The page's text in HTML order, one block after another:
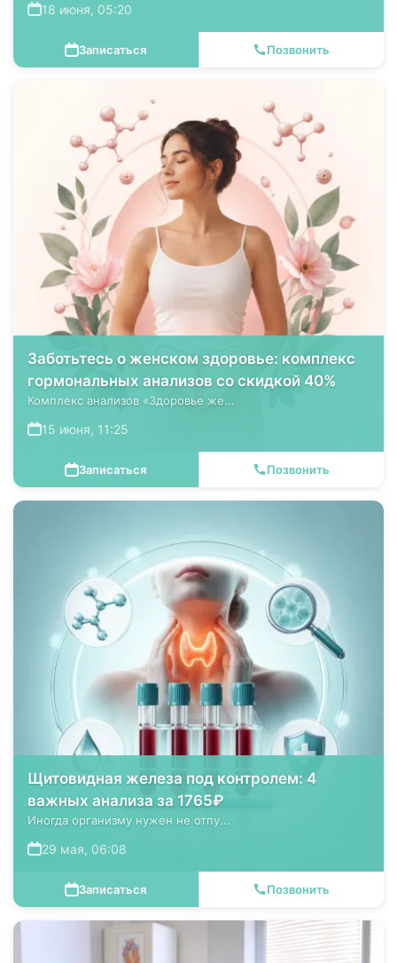
18 июня, 05:20
Записаться Позвонить
Заботьтесь о женском здоровье: комплекс
гормональных анализов со скидкой 40%
Комплекс анализов «Здоровье же...
15 июня, 11:25
Записаться Позвонить
Щитовидная железа под контролем: 4
важных анализа за 1765₽
Иногда организму нужен не отпу...
29 мая, 06:08
Записаться Позвонить